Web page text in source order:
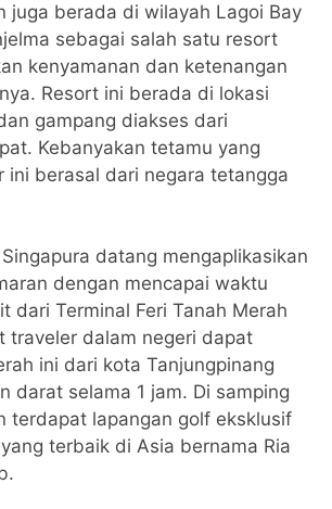
juga berada di wilayah Lagoi Bay
sebagai salah satu resort
kenyamanan dan ketenangan
Resort ini berada di lokasi
gampang diakses dari
Kebanyakan tetamu yang
ini berasal dari negara tetangga
datang mengaplikasikan
dengan mencapai waktu
dari Terminal Feri Tanah Merah
traveler dalam negeri dapat
ini dari kota Tanjungpinang
darat selama 1 jam. Di samping
terdapat lapangan golf eksklusif
terbaik di Asia bernama Ria